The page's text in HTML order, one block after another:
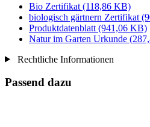
Bio Zertifikat (118,86 KB)
biologisch gärtnern Zertifikat
Produktdatenblatt (941,06 KB)
Natur im Garten Urkunde
Rechtliche Informationen
Passend dazu